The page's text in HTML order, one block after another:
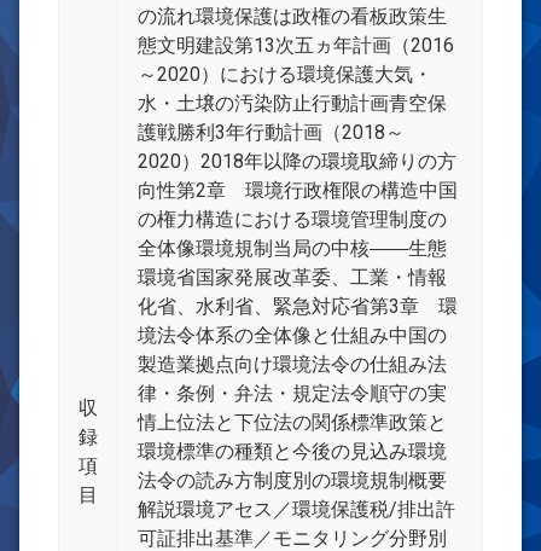
収
録
項
目
の流れ環境保護は政権の看板政策生
態文明建設第13次五ヵ年計画（2016
～2020）における環境保護大気・
水・土壌の汚染防止行動計画青空保
護戦勝利3年行動計画（2018～
2020）2018年以降の環境取締りの方
向性第2章 環境行政権限の構造中国
の権力構造における環境管理制度の
全体像環境規制当局の中核――生態
環境省国家発展改革委、工業・情報
化省、水利省、緊急対応省第3章 環
境法令体系の全体像と仕組み中国の
製造業拠点向け環境法令の仕組み法
律・条例・弁法・規定法令順守の実
情上位法と下位法の関係標準政策と
環境標準の種類と今後の見込み環境
法令の読み方制度別の環境規制概要
解説環境アセス／環境保護税/排出許
可証排出基準／モニタリング分野別